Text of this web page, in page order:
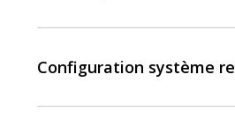
Configuration système